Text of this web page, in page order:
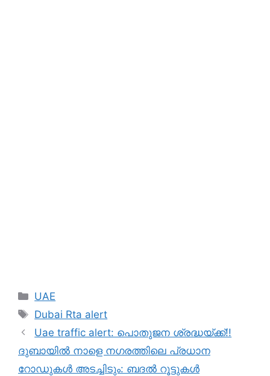
Categories
UAE
Tags
Dubai Rta alert
Uae traffic alert: പൊതുജന ശ്രദ്ധയ്ക്ക്!!
ദുബായിൽ നാളെ നഗരത്തിലെ പ്രധാന
റോഡുകൾ അടച്ചിടും: ബദൽ റൂട്ടുകൾ